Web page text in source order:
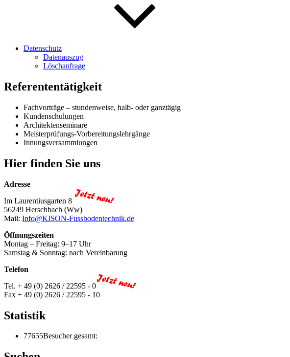
Datenschutz
Datenauszug
Löschanfrage
Referententätigkeit
Fachvorträge – stundenweise, halb- oder ganztägig
Kundenschulungen
Architektenseminare
Meisterprüfungs-Vorbereitungslehrgänge
Innungsversammlungen
Hier finden Sie uns
Adresse
Im Laurentiusgarten 8
56249 Herschbach (Ww)
Mail: Info@KISON-Fussbodentechnik.de
Öffnungszeiten
Montag – Freitag: 9–17 Uhr
Samstag & Sonntag: nach Vereinbarung
Telefon
Tel. + 49 (0) 2626 / 22595 - 0
Fax + 49 (0) 2626 / 22595 - 10
Statistik
77655Besucher gesamt: